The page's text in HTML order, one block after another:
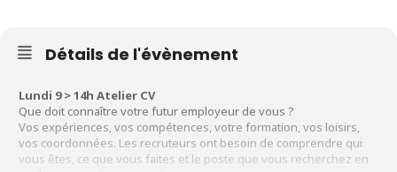
Détails de l'évènement
Lundi 9 > 14h Atelier CV
Que doit connaître votre futur employeur de vous ?
Vos expériences, vos compétences, votre formation, vos loisirs,
vos coordonnées. Les recruteurs ont besoin de comprendre qui
vous êtes, ce que vous faites et le poste que vous recherchez en